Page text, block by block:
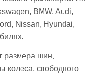
BMW, Audi,
Nissan, Hyundai,
размера шин,
колеса, свободного